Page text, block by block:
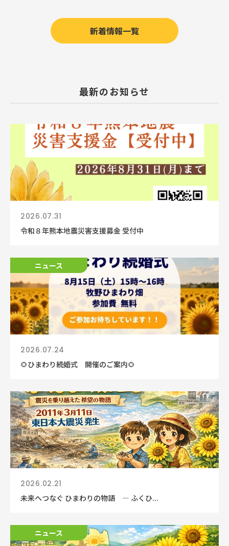
新着情報一覧
最新のお知らせ
2026.07.31
令和８年熊本地震災害支援募金 受付中
ニュース
ニュース
2026.07.24
🌻ひまわり続婚式 開催のご案内🌻
2026.02.21
未来へつなぐ ひまわりの物語 ― ふくひ...
ニュース